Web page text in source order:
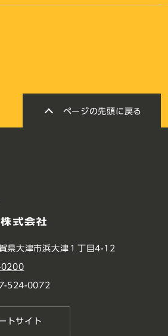
ページの先頭に戻る
県大津市浜大津１丁目4-12
524-0072
トサイト